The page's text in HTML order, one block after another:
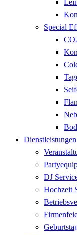
Special
Dienstleistungen
DJ
Hochzeit